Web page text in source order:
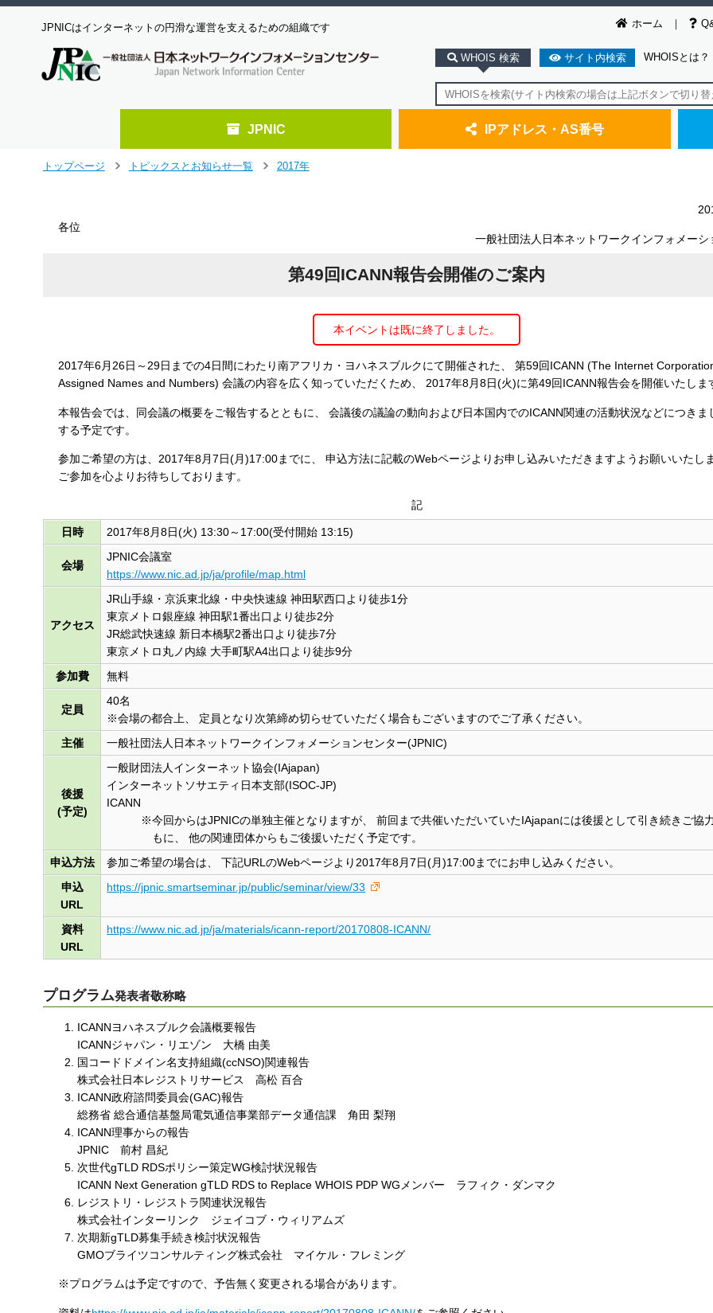
ホーム
JPNICはインターネットの円滑な運営を支えるための組織です
WHOIS 検索 サイト内検索 WHOISとは？
JPNIC IPアドレス・AS番号
トップページ
トピックスとお知らせ一覧
2017年
各位
一般社団法人日本ネットワークインフォメーシ
第49回ICANN報告会開催のご案内
本イベントは既に終了しました。
2017年6月26日～29日までの4日間にわたり南アフリカ・ヨハネスブルクにて開催された、 第59回ICANN (The Internet
Assigned Names and Numbers) 会議の内容を広く知っていただくため、 2017年8月8日(火)に第49回ICANN報告会を開催いたしま
本報告会では、同会議の概要をご報告するとともに、 会議後の議論の動向および日本国内でのICANN関連の活動状況などにつきま
する予定です。
参加ご希望の方は、2017年8月7日(月)17:00までに、 申込方法に記載のWebページよりお申し込みいただきますようお願いいたし
ご参加を心よりお待ちしております。
記
日時 2017年8月8日(火) 13:30～17:00(受付開始 13:15)
会場
JPNIC会議室
https://www.nic.ad.jp/ja/profile/map.html
アクセス
JR山手線・京浜東北線・中央快速線 神田駅西口より徒歩1分
東京メトロ銀座線 神田駅1番出口より徒歩2分
JR総武快速線 新日本橋駅2番出口より徒歩7分
東京メトロ丸ノ内線 大手町駅A4出口より徒歩9分
参加費
無料
定員
40名
※会場の都合上、 定員となり次第締め切らせていただく場合もございますのでご了承ください。
主催
一般社団法人日本ネットワークインフォメーションセンター(JPNIC)
後援
(予定)
一般財団法人インターネット協会(IAjapan)
インターネットソサエティ日本支部(ISOC-JP)
ICANN
※今回からはJPNICの単独主催となりますが、 前回まで共催いただいていたIAjapanには後援として引き続きご協
もに、 他の関連団体からもご後援いただく予定です。
申込方法
参加ご希望の場合は、 下記URLのWebページより2017年8月7日(月)17:00までにお申し込みください。
申込
URL
https://jpnic.smartseminar.jp/public/seminar/view/33
資料
URL
https://www.nic.ad.jp/ja/materials/icann-report/20170808-ICANN/
プログラム発表者敬称略
ICANNヨハネスブルク会議概要報告
ICANNジャパン・リエゾン 大橋 由美
国コードドメイン名支持組織(ccNSO)関連報告
株式会社日本レジストリサービス 高松 百合
ICANN政府諮問委員会(GAC)報告
総務省 総合通信基盤局電気通信事業部データ通信課 角田 梨翔
ICANN理事からの報告
JPNIC 前村 昌紀
次世代gTLD RDSポリシー策定WG検討状況報告
ICANN Next Generation gTLD RDS to Replace WHOIS PDP WGメンバー ラフィク・ダンマク
レジストリ・レジストラ関連状況報告
株式会社インターリンク ジェイコブ・ウィリアムズ
次期新gTLD募集手続き検討状況報告
GMOブライツコンサルティング株式会社 マイケル・フレミング
※プログラムは予定ですので、予告無く変更される場合があります。